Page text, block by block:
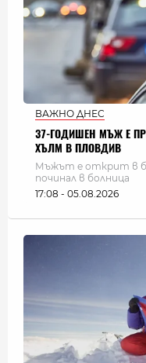
ВАЖНО ДНЕС
37-ГОДИШЕН МЪЖ Е
ХЪЛМ В ПЛОВДИВ
Мъжът е открит в
починал в болница
17:08 - 05.08.2026